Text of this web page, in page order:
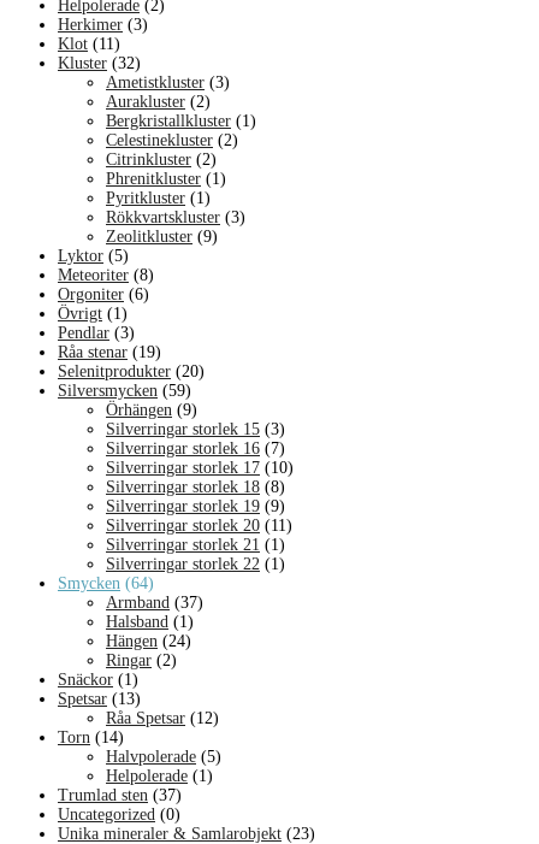
Helpolerade (2)
Herkimer (3)
Klot (11)
Kluster (32)
Ametistkluster (3)
Aurakluster (2)
Bergkristallkluster (1)
Celestinekluster (2)
Citrinkluster (2)
Phrenitkluster (1)
Pyritkluster (1)
Rökkvartskluster (3)
Zeolitkluster (9)
Lyktor (5)
Meteoriter (8)
Orgoniter (6)
Övrigt (1)
Pendlar (3)
Råa stenar (19)
Selenitprodukter (20)
Silversmycken (59)
Örhängen (9)
Silverringar storlek 15 (3)
Silverringar storlek 16 (7)
Silverringar storlek 17 (10)
Silverringar storlek 18 (8)
Silverringar storlek 19 (9)
Silverringar storlek 20 (11)
Silverringar storlek 21 (1)
Silverringar storlek 22 (1)
Smycken (64)
Armband (37)
Halsband (1)
Hängen (24)
Ringar (2)
Snäckor (1)
Spetsar (13)
Råa Spetsar (12)
Torn (14)
Halvpolerade (5)
Helpolerade (1)
Trumlad sten (37)
Uncategorized (0)
Unika mineraler & Samlarobjekt (23)